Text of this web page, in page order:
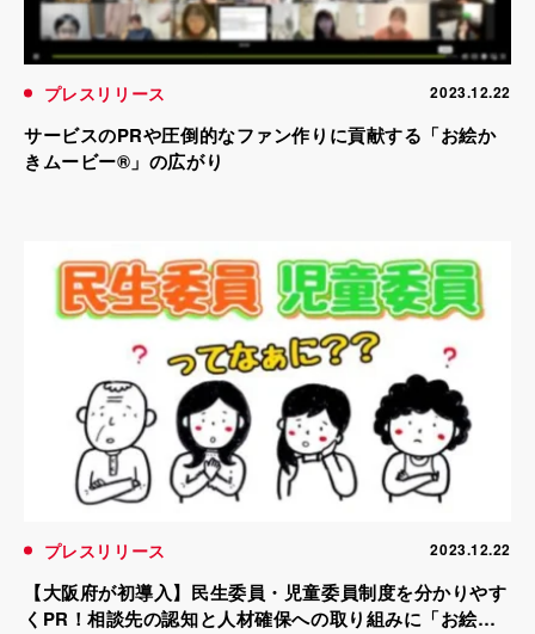
プレスリリース 2023.12.22
サービスのPRや圧倒的なファン作りに貢献する「お絵か
きムービー®」の広がり
プレスリリース 2023.12.22
【大阪府が初導入】民生委員・児童委員制度を分かりやす
くPR！相談先の認知と人材確保への取り組みに「お絵か